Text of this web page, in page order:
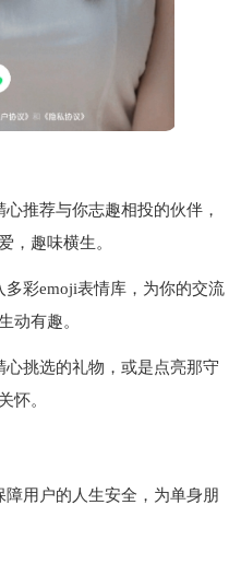
推荐与你志趣相投的伙伴，
，趣味横生。
彩emoji表情库，为你的交流
动有趣。
挑选的礼物，或是点亮那守
怀。
用户的人生安全，为单身朋